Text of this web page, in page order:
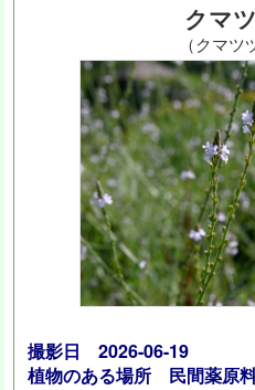
クマ
（クマツ
撮影日 2026-06-19
植物のある場所 民間薬原